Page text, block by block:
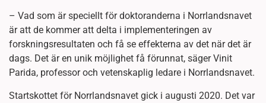
– Vad som är speciellt för doktoranderna i Norrlandsnavet
är att de kommer att delta i implementeringen av
forskningsresultaten och få se effekterna av det när det är
dags. Det är en unik möjlighet få förunnat, säger Vinit
Parida, professor och vetenskaplig ledare i Norrlandsnavet.
Startskottet för Norrlandsnavet gick i augusti 2020. Det var